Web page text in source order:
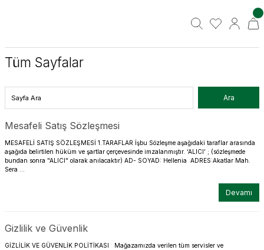
Tüm Sayfalar
Mesafeli Satış Sözleşmesi
MESAFELİ SATIŞ SÖZLEŞMESİ 1.TARAFLAR İşbu Sözleşme aşağıdaki taraflar arasında
aşağıda belirtilen hüküm ve şartlar çerçevesinde imzalanmıştır. ‘ALICI’ ; (sözleşmede
bundan sonra "ALICI" olarak anılacaktır) AD- SOYAD: Hellenia ADRES:Akatlar Mah.
Sera ...
Devamı
Gizlilik ve Güvenlik
GİZLİLİK VE GÜVENLİK POLİTİKASI Mağazamızda verilen tüm servisler ve